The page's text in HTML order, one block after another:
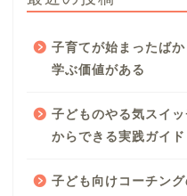
子育てが始まったば
学ぶ価値がある
子どものやる気スイ
からできる実践ガイド
子ども向けコーチン